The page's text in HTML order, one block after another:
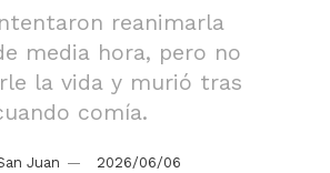
reanimarla
media hora, pero no
la vida y murió tras
comía.
Juan 2026/06/06